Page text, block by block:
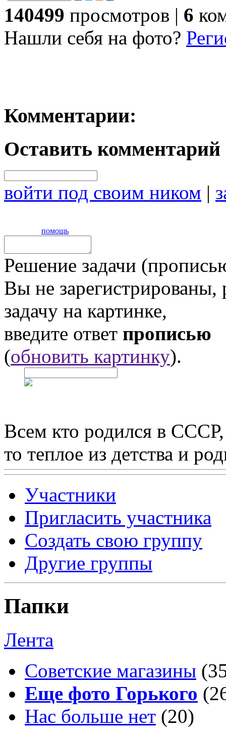
140499 просмотров | 6
Нашли себя на фото?
Комментарии:
Оставить комментарий
войти под своим ником |
помощь
Решение задачи
Вы не
задачу на картинке,
введите ответ прописью
(обновить картинку).
Всем кто родился в
то теплое из детства и
Участники
Пригласить участника
Создать свою группу
Другие группы
Папки
Лента
Советские магазины
Еще фото Горького
Нас больше нет (20)